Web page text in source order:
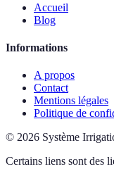
Accueil
Blog
Informations
A propos
Contact
Mentions légales
Politique de
© 2026 Système
Certains liens sont des